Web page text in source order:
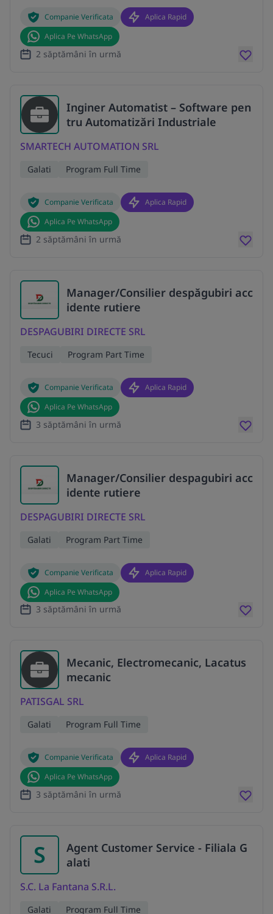
Companie Verificata
Aplica Rapid
Aplica Pe WhatsApp
2 săptămâni în urmă
Inginer Automatist – Software pen
tru Automatizări Industriale
SMARTECH AUTOMATION SRL
Galati Program Full Time
Companie Verificata
Aplica Rapid
Aplica Pe WhatsApp
2 săptămâni în urmă
Manager/Consilier despăgubiri acc
idente rutiere
DESPAGUBIRI DIRECTE SRL
Tecuci Program Part Time
Companie Verificata
Aplica Rapid
Aplica Pe WhatsApp
3 săptămâni în urmă
Manager/Consilier despagubiri acc
idente rutiere
DESPAGUBIRI DIRECTE SRL
Galati Program Part Time
Companie Verificata
Aplica Rapid
Aplica Pe WhatsApp
3 săptămâni în urmă
Mecanic, Electromecanic, Lacatus
mecanic
PATISGAL SRL
Galati Program Full Time
Companie Verificata
Aplica Rapid
Aplica Pe WhatsApp
3 săptămâni în urmă
S
Agent Customer Service - Filiala G
alati
S.C. La Fantana S.R.L.
Galati Program Full Time